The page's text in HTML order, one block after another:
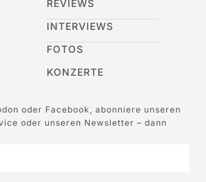
REVIEWS
INTERVIEWS
FOTOS
KONZERTE
oder Facebook, abonniere unseren
oder unseren Newsletter – dann